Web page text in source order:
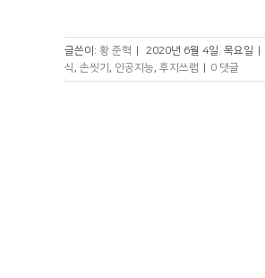
글쓴이: 황 준혁 2020년 6월 4일. 목요일
식 , 손씻기 , 인공지능, 후지쓰랩 0 댓글